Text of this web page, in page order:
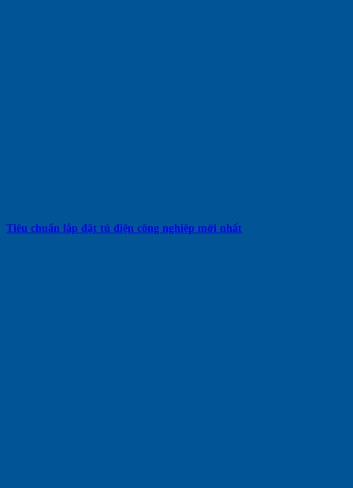
Tiêu chuẩn lắp đặt tủ điện công nghiệp mới nhất